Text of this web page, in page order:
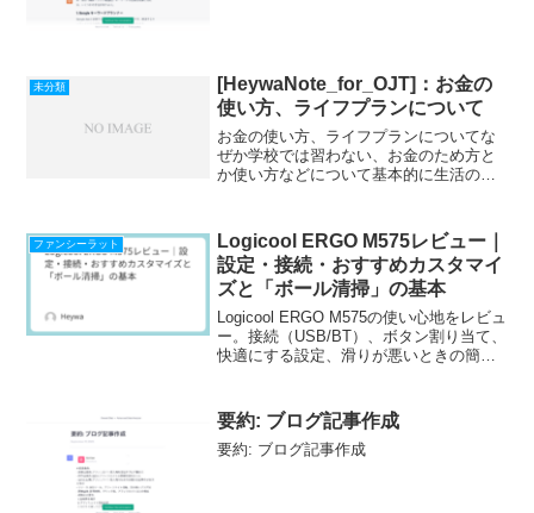
未分類
[HeywaNote_for_OJT]：お金の
使い方、ライフプランについて
お金の使い方、ライフプランについてな
ぜか学校では習わない、お金のため方と
か使い方などについて基本的に生活のた
ます。金融庁の高校向け金融経済教育指
導教材金融庁が公開してい...
ファンシーラット
Logicool ERGO M575レビュー｜
設定・接続・おすすめカスタマイ
ズと「ボール清掃」の基本
Logicool ERGO M575の使い心地をレビュ
ー。接続（USB/BT）、ボタン割り当て、
快適にする設定、滑りが悪いときの簡単
要約: ブログ記事作成
要約: ブログ記事作成